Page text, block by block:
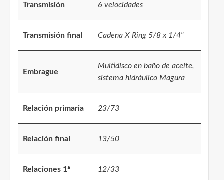
Transmisión 6 velocidades
Transmisión final Cadena X Ring 5/8 x 1/4"
Embrague
Multidisco en baño de aceite,
sistema hidráulico Magura
Relación primaria 23/73
Relación final 13/50
Relaciones 1ª 12/33